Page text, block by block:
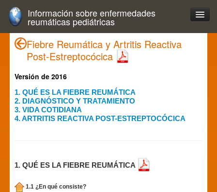
Información sobre enfermedades
reumáticas pediátricas
Fiebre Reumática y Artritis Reactiva
Post-Estreptocócica
Versión de 2016
1. QUÉ ES LA FIEBRE REUMÁTICA
2. DIAGNÓSTICO Y TRATAMIENTO
3. VIDA COTIDIANA
4. ARTRITIS REACTIVA POST-ESTREPTOCÓCICA
1. QUÉ ES LA FIEBRE REUMÁTICA
1.1 ¿En qué consiste?